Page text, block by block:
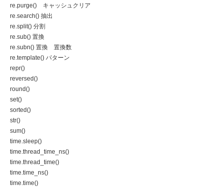
re.purge() キャッシュクリア
re.search() 抽出
re.split() 分割
re.sub() 置換
re.subn() 置換 置換数
re.template() パターン
repr()
reversed()
round()
set()
sorted()
str()
sum()
time.sleep()
time.thread_time_ns()
time.thread_time()
time.time_ns()
time.time()